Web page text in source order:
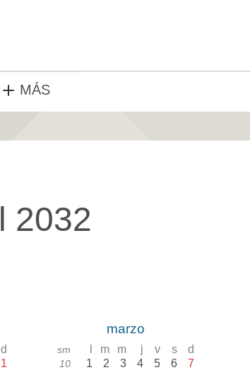
MÁS
2032
d
1
marzo
sm m m j v s d
10 1 2 3 4 5 6 7